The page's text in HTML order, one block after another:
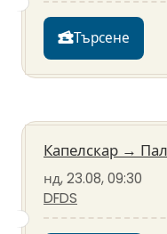
Търсене
Капелскар →
нд, 23.08, 09:30
DFDS